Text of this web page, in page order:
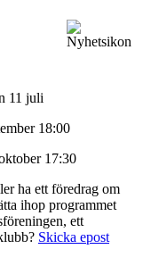
11 juli
18:00
17:30
ha ett föredrag om
ihop programmet
ett
Skicka epost